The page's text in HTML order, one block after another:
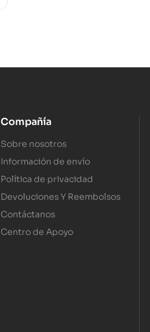
Compañía
Sobre nosotros
Información de envío
Política de privacidad
Devoluciones Y Reembolsos
Contáctanos
Centro de Apoyo